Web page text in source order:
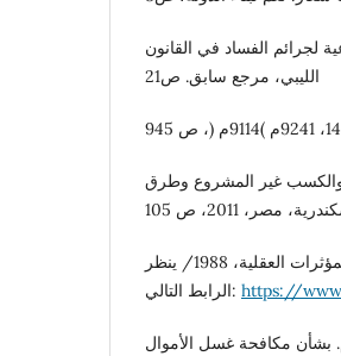
لجرائم الفساد في القانون
الليبي، مرجع سابق. ص21
والكسب غير المشروع وطرق
اتفاقية الأمم المتحدة لمكافحة الاتجار بالمخدرات والمؤثرات العقلية، 1988/ ينظر
الرابط التالي: https://